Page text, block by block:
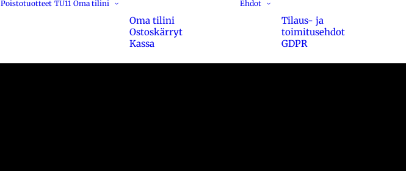
Poistotuotteet TU11 Oma tilini
Oma tilini
Ostoskärryt
Kassa
Ehdot
Tilaus- ja
toimitusehdot
GDPR